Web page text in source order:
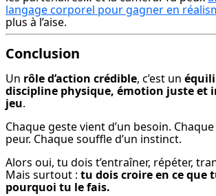
langage corporel pour gagner en
plus à l’aise.
Conclusion
Un rôle d’action crédible, c’est un
discipline physique, émotion juste et
jeu.
Chaque geste vient d’un besoin.
peur. Chaque souffle d’un instinct.
Alors oui, tu dois t’entraîner, répéter,
Mais surtout : tu dois croire en ce que
pourquoi tu le fais.